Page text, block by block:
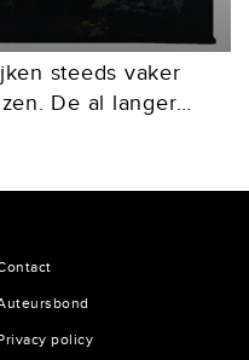
steeds vaker
De al langer
and the...
policy